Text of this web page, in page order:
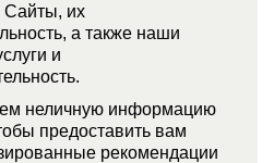
Сайты, их
а также наши
и
неличную информацию
предоставить вам
рекомендации